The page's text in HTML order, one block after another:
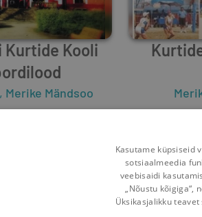
Kurtide Kooli
, Merike Mändsoo
Kasutame küpsiseid
sotsiaalmeedia
veebisaidi
„Nõustu kõigiga“,
Üksikasjalikku